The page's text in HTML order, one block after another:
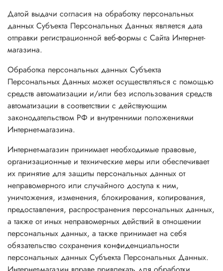
Датой выдачи согласия на обработку персональных
данных Субъекта Персональных Данных является дата
отправки регистрационной веб-формы с Сайта Интернет-
магазина.
Обработка персональных данных Субъекта
Персональных Данных может осуществляться с помощью
средств автоматизации и/или без использования средств
автоматизации в соответствии с действующим
законодательством РФ и внутренними положениями
Интернет-магазина.
Интернет-магазин принимает необходимые правовые,
организационные и технические меры или обеспечивает
их принятие для защиты персональных данных от
неправомерного или случайного доступа к ним,
уничтожения, изменения, блокирования, копирования,
предоставления, распространения персональных данных,
а также от иных неправомерных действий в отношении
персональных данных, а также принимает на себя
обязательство сохранения конфиденциальности
персональных данных Субъекта Персональных Данных.